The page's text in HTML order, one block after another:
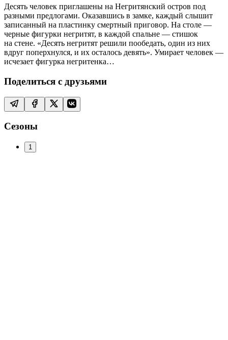
Десять человек приглашены на Негритянский остров под
разными предлогами. Оказавшись в замке, каждый слышит
записанный на пластинку смертный приговор. На столе —
черные фигурки негритят, в каждой спальне — стишок
на стене. «Десять негритят решили пообедать, один из них
вдруг поперхнулся, и их осталось девять». Умирает человек —
исчезает фигурка негритенка…
Поделиться с друзьями
Сезоны
1